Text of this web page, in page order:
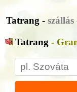
Tatrang -
Tatrang -